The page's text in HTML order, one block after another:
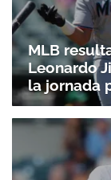
MLB
Leonardo
la jornada